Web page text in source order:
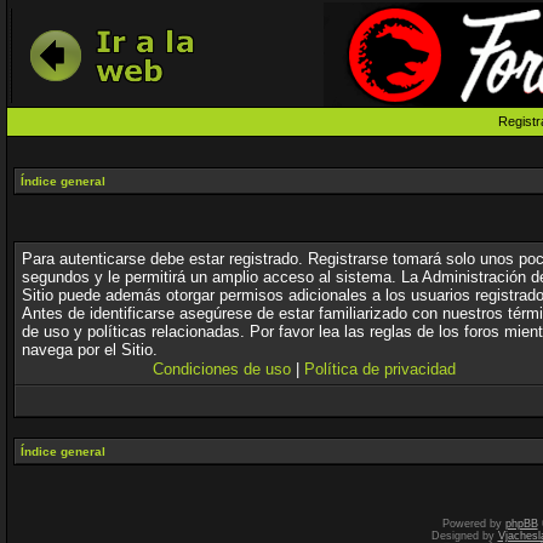
Índice general
Para autenticarse debe estar registrado. Registrarse tomará solo unos
segundos y le permitirá un amplio acceso al sistema. La Administración
Sitio puede además otorgar permisos adicionales a los usuarios
Antes de identificarse asegúrese de estar familiarizado con nuestros
de uso y políticas relacionadas. Por favor lea las reglas de los foros
navega por el Sitio.
Condiciones de uso
Política de privacidad
Índice general
Powered by phpBB
Designed by